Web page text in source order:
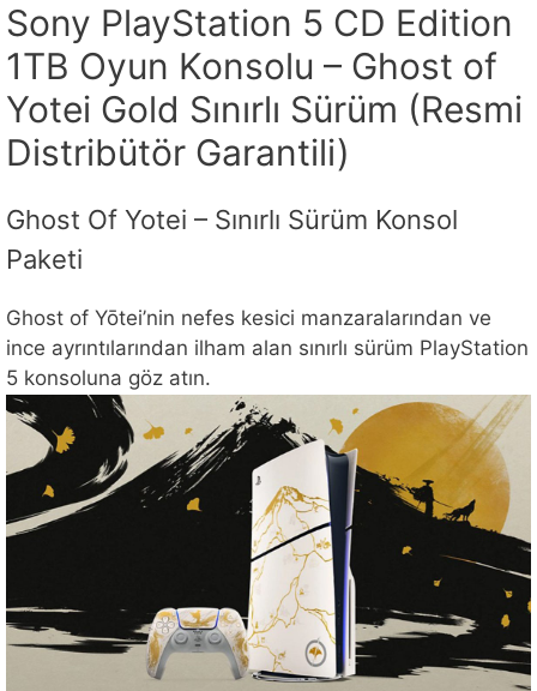
Sony PlayStation 5 CD Edition
1TB Oyun Konsolu – Ghost of
Yotei Gold Sınırlı Sürüm (Resmi
Distribütör Garantili)
Ghost Of Yotei – Sınırlı Sürüm Konsol
Paketi
Ghost of Yōtei’nin nefes kesici manzaralarından ve
ince ayrıntılarından ilham alan sınırlı sürüm PlayStation
5 konsoluna göz atın.